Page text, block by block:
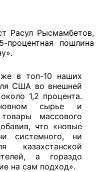
Расул Рысмамбетов,
процентная пошлина
в топ-10 наших
США во внешней
1,2 процента.
сырье и
массового
что «новые
системного, ни
казахстанской
а гораздо
на сам подход».